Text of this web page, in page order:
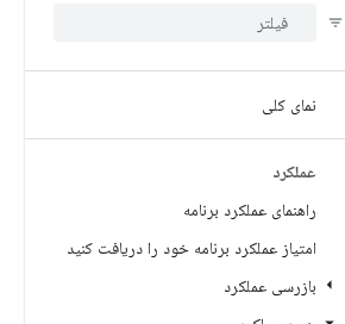
نمای کلی
عملکرد
راهنمای عملکرد برنامه
امتیاز عملکرد برنامه خود را دریافت کنید
بازرسی عملکرد